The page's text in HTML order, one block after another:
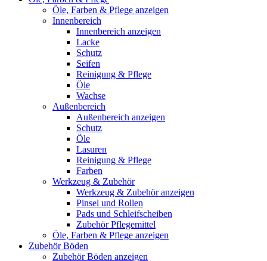
Öle, Farben & Pflege anzeigen
Innenbereich
Innenbereich anzeigen
Lacke
Schutz
Seifen
Reinigung & Pflege
Öle
Wachse
Außenbereich
Außenbereich anzeigen
Schutz
Öle
Lasuren
Reinigung & Pflege
Farben
Werkzeug & Zubehör
Werkzeug & Zubehör anzeigen
Pinsel und Rollen
Pads und Schleifscheiben
Zubehör Pflegemittel
Öle, Farben & Pflege anzeigen
Zubehör Böden
Zubehör Böden anzeigen